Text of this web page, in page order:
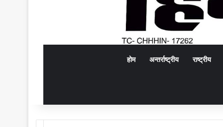
होम अन्तर्राष्ट्रीय राष्ट्रीय